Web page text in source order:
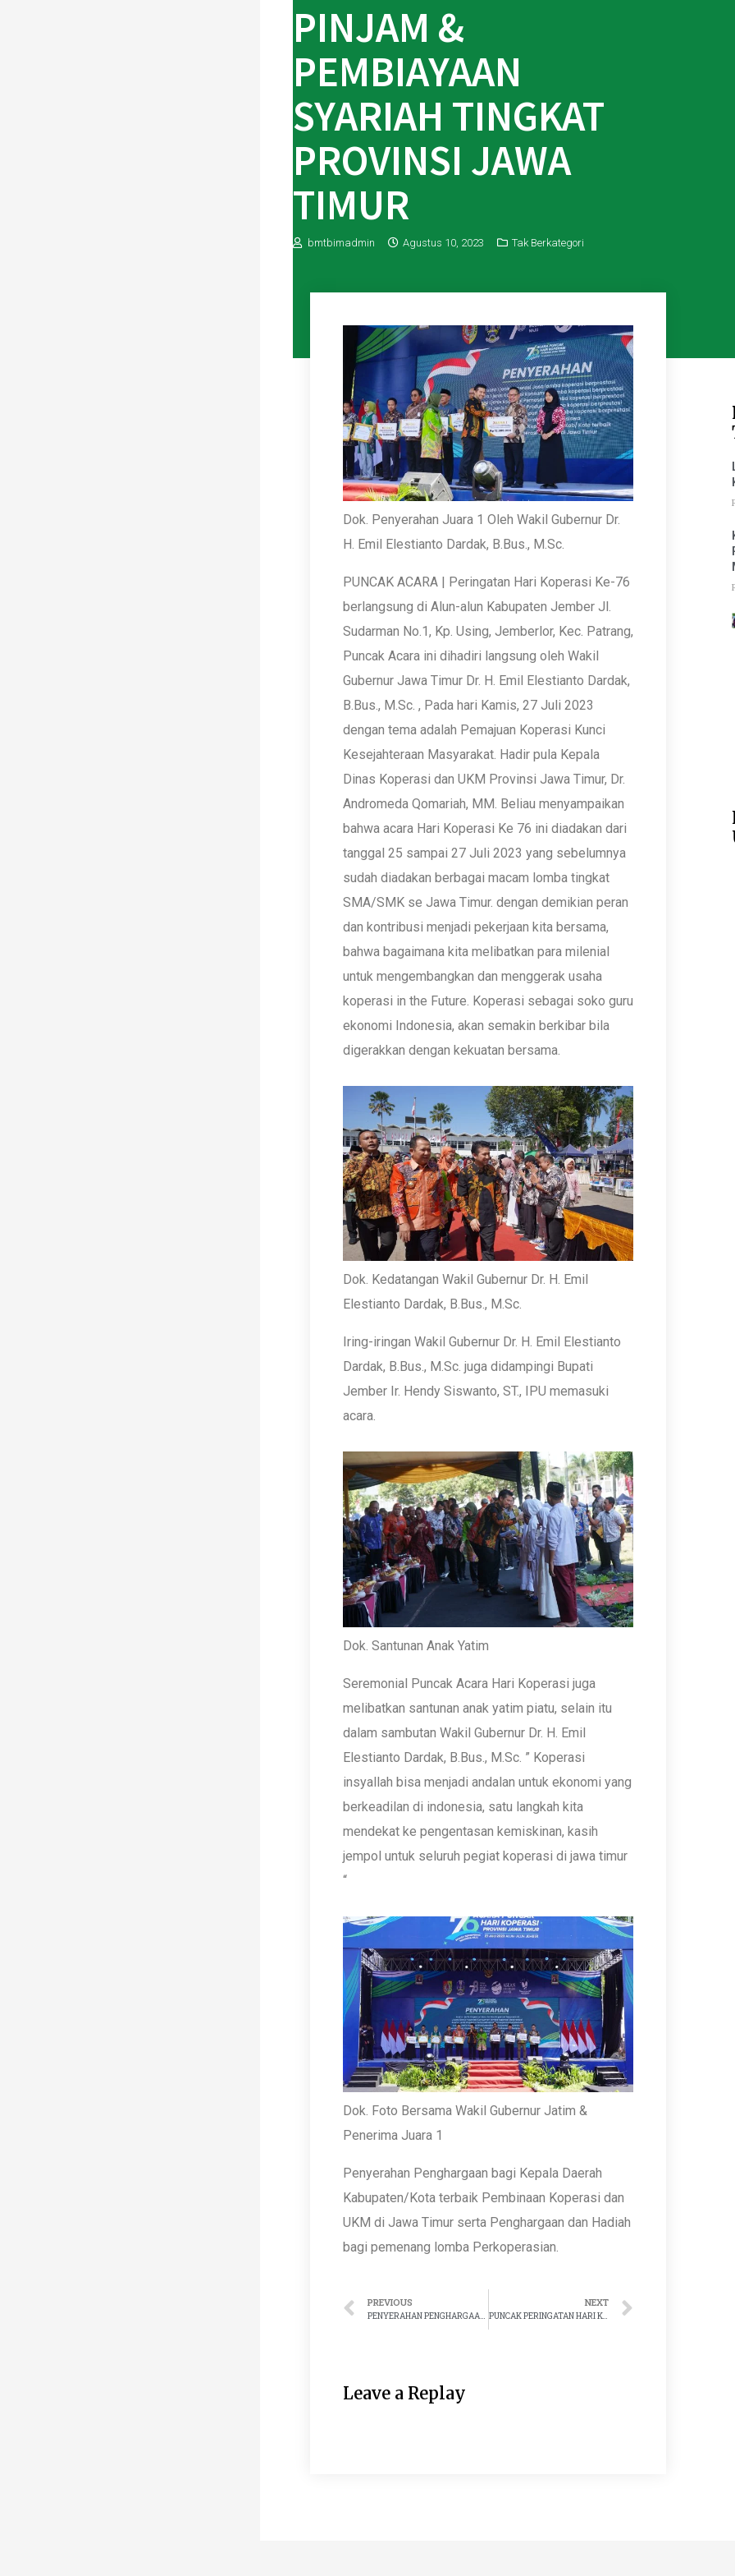
PINJAM &
PEMBIAYAAN
SYARIAH TINGKAT
PROVINSI JAWA
TIMUR
bmtbimadmin Agustus 10, 2023 Tak Berkategori
Dok. Penyerahan Juara 1 Oleh Wakil Gubernur Dr.
H. Emil Elestianto Dardak, B.Bus., M.Sc.
PUNCAK ACARA | Peringatan Hari Koperasi Ke-76
berlangsung di Alun-alun Kabupaten Jember Jl.
Sudarman No.1, Kp. Using, Jemberlor, Kec. Patrang,
Puncak Acara ini dihadiri langsung oleh Wakil
Gubernur Jawa Timur Dr. H. Emil Elestianto Dardak,
B.Bus., M.Sc. , Pada hari Kamis, 27 Juli 2023
dengan tema adalah Pemajuan Koperasi Kunci
Kesejahteraan Masyarakat. Hadir pula Kepala
Dinas Koperasi dan UKM Provinsi Jawa Timur, Dr.
Andromeda Qomariah, MM. Beliau menyampaikan
bahwa acara Hari Koperasi Ke 76 ini diadakan dari
tanggal 25 sampai 27 Juli 2023 yang sebelumnya
sudah diadakan berbagai macam lomba tingkat
SMA/SMK se Jawa Timur. dengan demikian peran
dan kontribusi menjadi pekerjaan kita bersama,
bahwa bagaimana kita melibatkan para milenial
untuk mengembangkan dan menggerak usaha
koperasi in the Future. Koperasi sebagai soko guru
ekonomi Indonesia, akan semakin berkibar bila
digerakkan dengan kekuatan bersama.
Dok. Kedatangan Wakil Gubernur Dr. H. Emil
Elestianto Dardak, B.Bus., M.Sc.
Iring-iringan Wakil Gubernur Dr. H. Emil Elestianto
Dardak, B.Bus., M.Sc. juga didampingi Bupati
Jember Ir. Hendy Siswanto, ST., IPU memasuki
acara.
Dok. Santunan Anak Yatim
Seremonial Puncak Acara Hari Koperasi juga
melibatkan santunan anak yatim piatu, selain itu
dalam sambutan Wakil Gubernur Dr. H. Emil
Elestianto Dardak, B.Bus., M.Sc. ” Koperasi
insyallah bisa menjadi andalan untuk ekonomi yang
berkeadilan di indonesia, satu langkah kita
mendekat ke pengentasan kemiskinan, kasih
jempol untuk seluruh pegiat koperasi di jawa timur
“
Dok. Foto Bersama Wakil Gubernur Jatim &
Penerima Juara 1
Penyerahan Penghargaan bagi Kepala Daerah
Kabupaten/Kota terbaik Pembinaan Koperasi dan
UKM di Jawa Timur serta Penghargaan dan Hadiah
bagi pemenang lomba Perkoperasian.
Prev
PREVIOUS
PENYERAHAN PENGHARGAAN KOPERASI BERPRESTASI DARI DINAS KOPERASI & UKM PROVINSI JAWA TIMUR
NEXT
PUNCAK PERINGATAN HARI KOPERASI KE-76 TAHUN 2023 KABUPATEN TUBAN
Leave a Replay